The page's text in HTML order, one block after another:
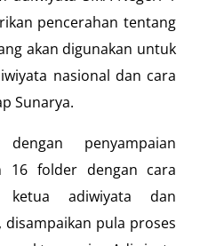
pencerahan tentang
akan digunakan untuk
nasional dan cara
Sunarya.
penyampaian
16 folder dengan cara
ketua adiwiyata dan
pula proses